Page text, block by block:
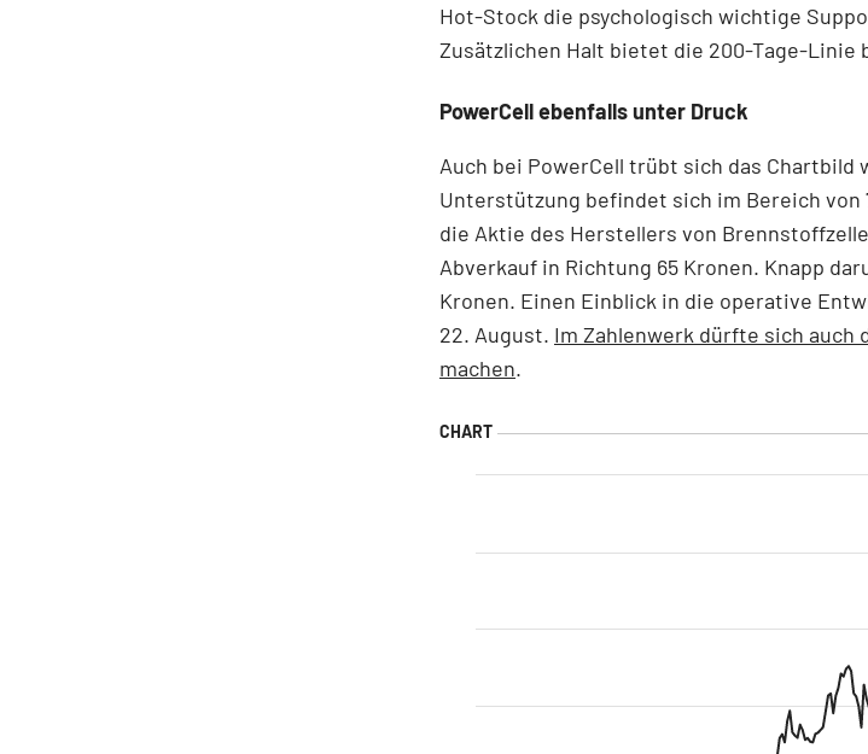
Hot-Stock die psychologisch wichtige
Zusätzlichen Halt bietet die 200-Tage-Linie
PowerCell ebenfalls unter Druck
Auch bei PowerCell trübt sich das Chartbild
Unterstützung befindet sich im Bereich von
die Aktie des Herstellers von
Abverkauf in Richtung 65 Kronen. Knapp
Kronen. Einen Einblick in die operative
22. August. Im Zahlenwerk dürfte sich auch
machen.